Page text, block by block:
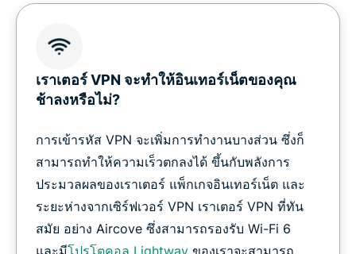
เราเตอร์ VPN จะทำให้อินเทอร์เน็ตของคุณ
ช้าลงหรือไม่?
การเข้ารหัส VPN จะเพิ่มการทำงานบางส่วน ซึ่งก็
สามารถทำให้ความเร็วตกลงได้ ขึ้นกับพลังการ
ประมวลผลของเราเตอร์ แพ็กเกจอินเทอร์เน็ต และ
ระยะห่างจากเซิร์ฟเวอร์ VPN เราเตอร์ VPN ที่ทัน
สมัย อย่าง Aircove ซึ่งสามารถรองรับ Wi-Fi 6